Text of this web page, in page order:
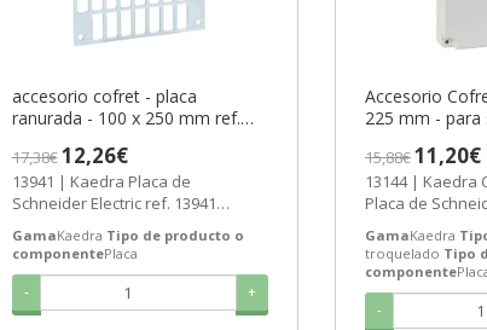
accesorio cofret - placa
ranurada - 100 x 250 mm ref.
3-6 SEMANAS]
17,38€12,26€
13941 | Kaedra Placa de
Schneider Electric ref. 13941
de...
GamaKaedra Tipo de producto o
componentePlaca
- +
Accesorio
225 mm - para
Electric [PLAZO
15,88€11,20€
13144 | Kaedra Con troquelado
Placa de
un...
GamaKaedra
troquelado Tipo
componente
-